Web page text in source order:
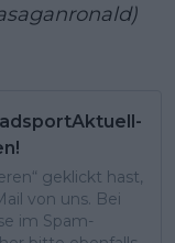
geklickt hast,
von uns. Bei
im Spam-